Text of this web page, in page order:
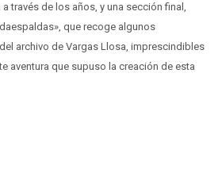
través de los años, y una sección final,
que recoge algunos
archivo de Vargas Llosa, imprescindibles
aventura que supuso la creación de esta